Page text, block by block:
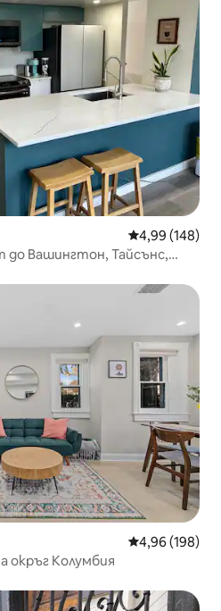
Средна
4,99 (148)
до Вашингтон, Тайсънс,
гостите
Средна
4,96 (198)
окръг Колумбия